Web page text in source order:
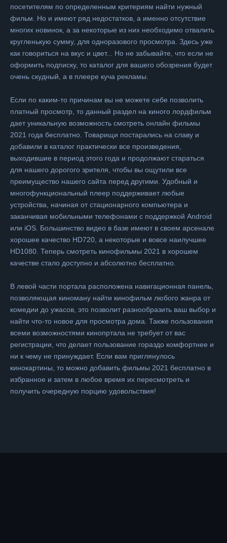
посетителям по определенным критериям найти нужный
фильм. Но и имеют ряд недостатков, а именно отсутствие
многих новинок, а за некоторые из них необходимо отвалить
кругленькую сумму, для одноразового просмотра. Здесь уже
как говориться на вкус и цвет... Но не забывайте, что если не
оформить подписку, то каталог для вашего обозрения будет
очень скудный, а в плеере куча рекламы.
Если по каким-то причинам вы не можете себе позволить
платный просмотр, то данный раздел на киного лордфильм
дает уникальную возможность смотреть онлайн фильмы
2021 года бесплатно. Товарищи постарались на славу и
добавили в каталог практически все произведения,
выходившие в период этого года и продолжают стараться
для нашего дорогого зрителя, чтобы вы ощутили все
преимущество нашего сайта перед другими. Удобный и
многофункциональный плеер поддерживает любые
устройства, начиная от стационарного компьютера и
заканчивая мобильными телефонами с поддержкой Android
или iOS. Большинство видео в базе имеют в своем арсенале
хорошее качество HD720, а некоторые и вовсе наилучшее
HD1080. Теперь смотреть кинофильмы 2021 в хорошем
качестве стало доступно и абсолютно бесплатно.
В левой части портала расположена навигационная панель,
позволяющая киноману найти кинофильм любого жанра от
комедии до ужасов, это позволит разнообразить ваш выбор и
найти что-то новое для просмотра дома. Также пользования
всеми возможностями кинопртала не требует от вас
регистрации, что делает пользование гораздо комфортнее и
ни к чему не принуждает. Если вам приглянулось
кинокартины, то можно добавить фильмы 2021 бесплатно в
избранное и затем в любое время их пересмотреть и
получить очередную порцию удовольствия!